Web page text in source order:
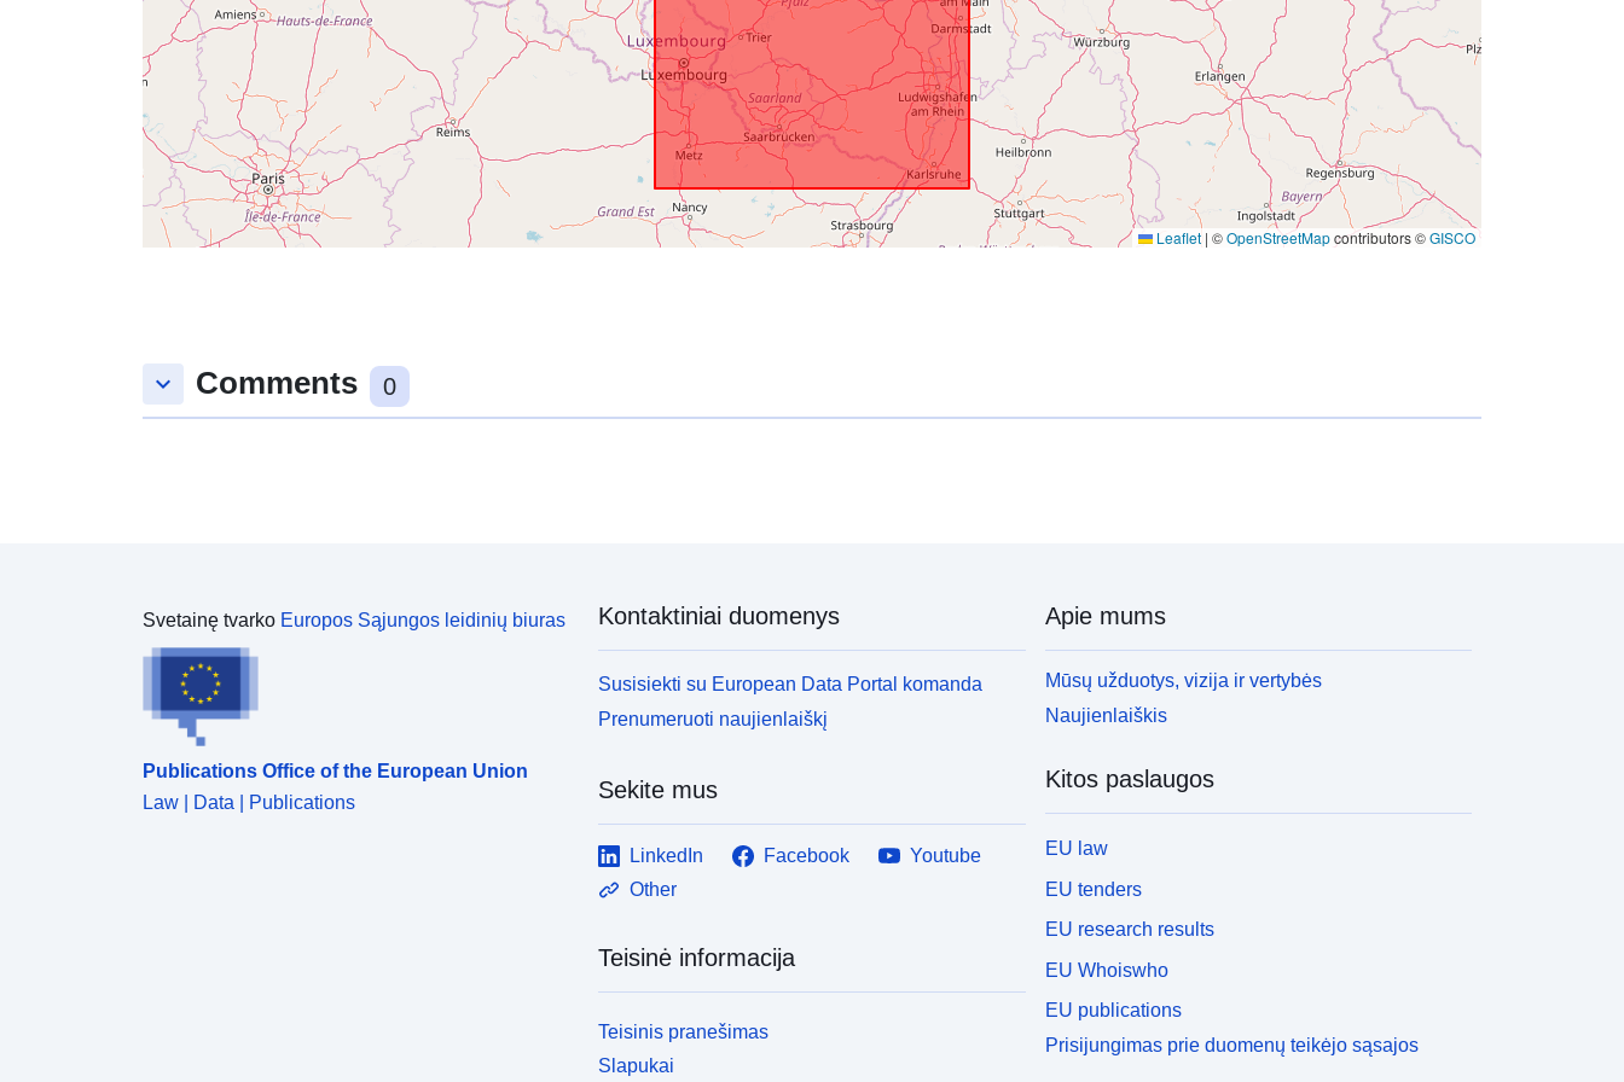
Leaflet | ©OpenStreetMapcontributors ©GISCO
keyboard_arrow_down Comments 0
Svetainę tvarko Europos Sąjungos leidinių biuras
Publications Office of the European Union
Law | Data | Publications
Kontaktiniai duomenys
Susisiekti su European Data Portal komanda
Prenumeruoti naujienlaiškį
Sekite mus
LinkedIn Facebook
Youtube
Other
Teisinė informacija
Teisinis pranešimas
Slapukai
Apie mums
Mūsų užduotys, vizija ir vertybės
Naujienlaiškis
Kitos paslaugos
EU law
EU tenders
EU research results
EU Whoiswho
EU publications
Prisijungimas prie duomenų teikėjo sąsajos